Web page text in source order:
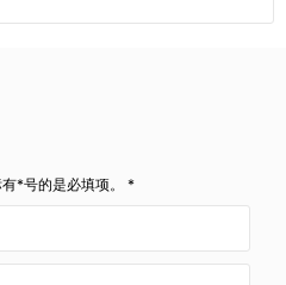
*号的是必填项。 *